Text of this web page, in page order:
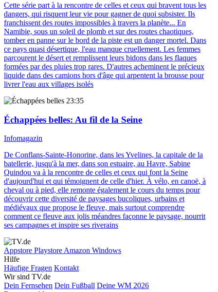
Cette série part à la rencontre de celles et ceux qui bravent tous les
dangers, qui risquent leur vie pour gagner de quoi subsister. Ils
franchissent des routes impossibles à travers la planète... En
Namibie, sous un soleil de plomb et sur des routes chaotiques,
tomber en panne sur le bord de la piste est un danger mortel. Dans
ce pays quasi désertique, l'eau manque cruellement. Les femmes
parcourent le désert et remplissent leurs bidons dans les flaques
formées par des pluies trop rares. D'autres acheminent le précieux
liquide dans des camions hors d'âge qui arpentent la brousse pour
livrer l'eau aux villages isolés
23:35
Échappées belles: Au fil de la Seine
Infomagazin
De Conflans-Sainte-Honorine, dans les Yvelines, la capitale de la
batellerie, jusqu'à la mer, dans son estuaire, au Havre, Sabine
Quindou va à la rencontre de celles et ceux qui font la Seine
d'aujourd'hui et qui témoignent de celle d'hier. À vélo, en canoë, à
cheval ou à pied, elle remonte également le cours du temps pour
découvrir cette diversité de paysages bucoliques, urbains et
médiévaux que propose le fleuve, mais surtout comprendre
comment ce fleuve aux jolis méandres façonne le paysage, nourrit
ses campagnes et inspire ses riverains
Appstore Playstore Amazon Windows
Hilfe
Häufige Fragen Kontakt
Wir sind TV.de
Dein Fernsehen Dein Fußball Deine WM 2026